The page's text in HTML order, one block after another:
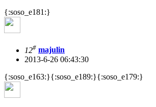
{:soso_e181:}
12# majulin
2013-6-26 06:43:30
{:soso_e163:}{:soso_e189:}{:soso_e179:}